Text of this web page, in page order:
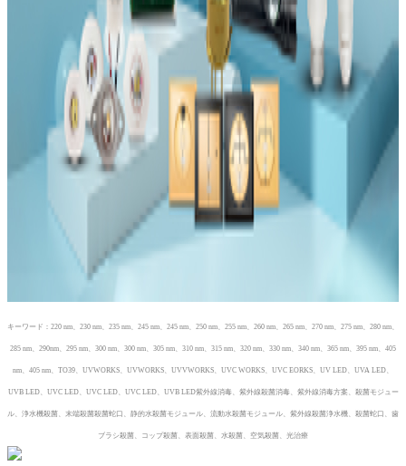
キーワード：220 nm、230 nm、235 nm、245 nm、245 nm、250 nm、255 nm、260 nm、265 nm、270 nm、275 nm、280 nm、
285 nm、290nm、295 nm、300 nm、300 nm、305 nm、310 nm、315 nm、320 nm、330 nm、340 nm、365 nm、395 nm、405
nm、405 nm、TO39、UVWORKS、UVWORKS、UVVWORKS、UVC WORKS、UVC EORKS、UV LED、UVA LED、
UVB LED、UVC LED、UVC LED、UVC LED、UVB LED紫外線消毒、紫外線殺菌消毒、紫外線消毒方案、殺菌モジュー
ル、浄水機殺菌、末端殺菌殺菌蛇口、静的水殺菌モジュール、流動水殺菌モジュール、紫外線殺菌浄水機、殺菌蛇口、歯
ブラシ殺菌、コップ殺菌、表面殺菌、水殺菌、空気殺菌、光治療